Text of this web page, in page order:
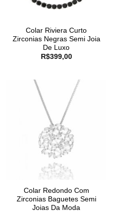
Colar Riviera Curto
Zirconias Negras Semi Joia
De Luxo
R$399,00
Colar Redondo Com
Zirconias Baguetes Semi
Joias Da Moda